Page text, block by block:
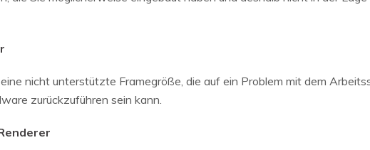
nicht unterstützte Framegröße, die auf ein Problem mit dem
zurückzuführen sein kann.